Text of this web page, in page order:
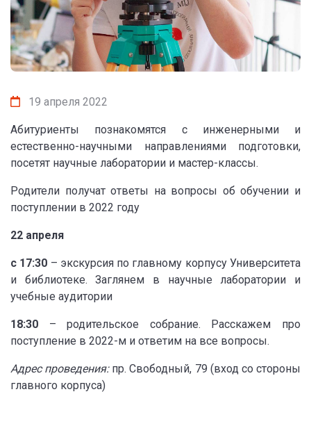
19 апреля 2022
Абитуриенты познакомятся с инженерными и
естественно-научными направлениями подготовки,
посетят научные лаборатории и мастер-классы.
Родители получат ответы на вопросы об обучении и
поступлении в 2022 году
22 апреля
с 17:30 – экскурсия по главному корпусу Университета
и библиотеке. Заглянем в научные лаборатории и
учебные аудитории
18:30 – родительское собрание. Расскажем про
поступление в 2022-м и ответим на все вопросы.
Адрес проведения:пр. Свободный, 79 (вход со стороны
главного корпуса)